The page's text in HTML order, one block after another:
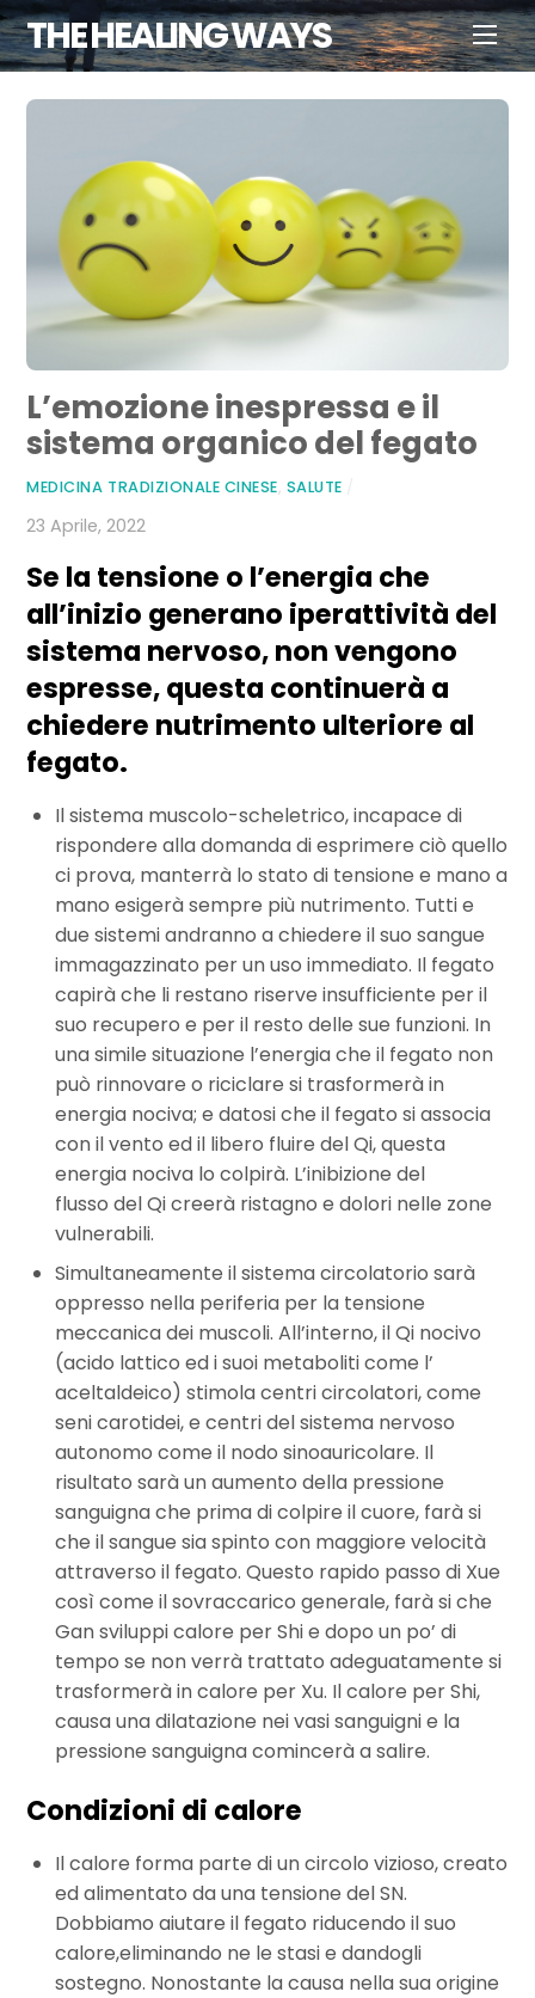
Skip
to
content
THE HEALING WAYS
L’emozione inespressa e il
sistema organico del fegato
MEDICINA TRADIZIONALE CINESE, SALUTE
23 Aprile, 2022
Se la tensione o l’energia che
all’inizio generano iperattività del
sistema nervoso, non vengono
espresse, questa continuerà a
chiedere nutrimento ulteriore al
fegato.
Il sistema muscolo-scheletrico, incapace di
rispondere alla domanda di esprimere ciò quello
ci prova, manterrà lo stato di tensione e mano a
mano esigerà sempre più nutrimento. Tutti e
due sistemi andranno a chiedere il suo sangue
immagazzinato per un uso immediato. Il fegato
capirà che li restano riserve insufficiente per il
suo recupero e per il resto delle sue funzioni. In
una simile situazione l’energia che il fegato non
può rinnovare o riciclare si trasformerà in
energia nociva; e datosi che il fegato si associa
con il vento ed il libero fluire del Qi, questa
energia nociva lo colpirà. L’inibizione del
flusso del Qi creerà ristagno e dolori nelle zone
vulnerabili.
Simultaneamente il sistema circolatorio sarà
oppresso nella periferia per la tensione
meccanica dei muscoli. All’interno, il Qi nocivo
(acido lattico ed i suoi metaboliti come l’
aceltaldeico) stimola centri circolatori, come
seni carotidei, e centri del sistema nervoso
autonomo come il nodo sinoauricolare. Il
risultato sarà un aumento della pressione
sanguigna che prima di colpire il cuore, farà si
che il sangue sia spinto con maggiore velocità
attraverso il fegato. Questo rapido passo di Xue
così come il sovraccarico generale, farà si che
Gan sviluppi calore per Shi e dopo un po’ di
tempo se non verrà trattato adeguatamente si
trasformerà in calore per Xu. Il calore per Shi,
causa una dilatazione nei vasi sanguigni e la
pressione sanguigna comincerà a salire.
Condizioni di calore
Il calore forma parte di un circolo vizioso, creato
ed alimentato da una tensione del SN.
Dobbiamo aiutare il fegato riducendo il suo
calore,eliminando ne le stasi e dandogli
sostegno. Nonostante la causa nella sua origine